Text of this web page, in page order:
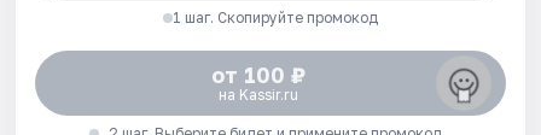
1 шаг. Скопируйте промокод
от 100 ₽
на Kassir.ru